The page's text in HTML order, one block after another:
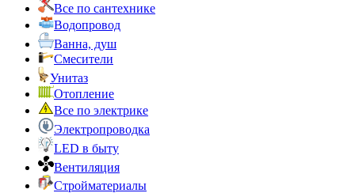
Все по сантехнике
Водопровод
Ванна, душ
Смесители
Унитаз
Отопление
Все по электрике
Электропроводка
LED в быту
Вентиляция
Стройматериалы